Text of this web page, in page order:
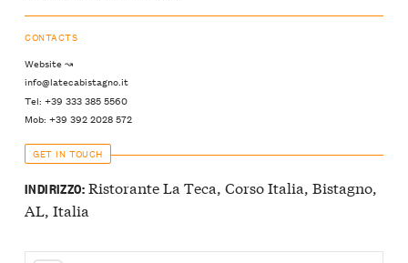
CONTACTS
Website ↝
info@latecabistagno.it
Tel: +39 333 385 5560
Mob: +39 392 2028 572
GET IN TOUCH
INDIRIZZO:Ristorante La Teca, Corso Italia, Bistagno,
AL, Italia